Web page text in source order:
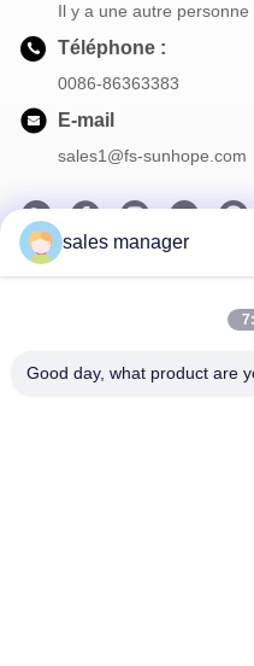
Il y a une autre personne
Téléphone :
0086-86363383
E-mail
sales1@fs-sunhope.com
Notre Newsletter
Abonnez-vous à notre
sales manager
Good day, what product are